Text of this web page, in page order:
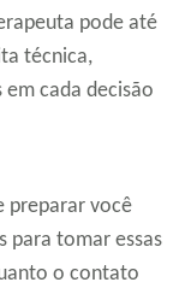
pode até
técnica,
cada decisão
preparar você
para tomar essas
o contato